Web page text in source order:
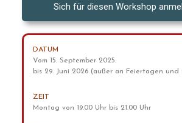
Sich für diesen Workshop
DATUM
Vom 15. September 2025.
bis 29. Juni 2026 (außer an Feiertagen und
ZEIT
Montag von 19.00 Uhr bis 21.00 Uhr